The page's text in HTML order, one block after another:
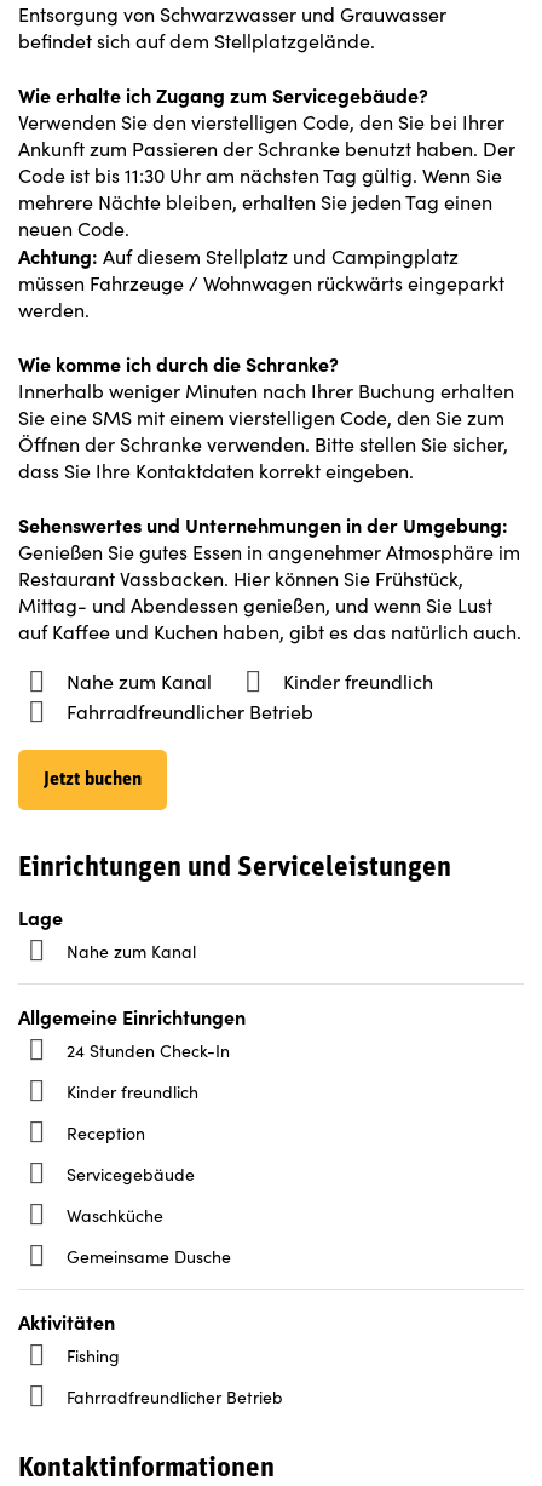
Entsorgung von Schwarzwasser und Grauwasser
befindet sich auf dem Stellplatzgelände.
Wie erhalte ich Zugang zum Servicegebäude?
Verwenden Sie den vierstelligen Code, den Sie bei Ihrer
Ankunft zum Passieren der Schranke benutzt haben. Der
Code ist bis 11:30 Uhr am nächsten Tag gültig. Wenn Sie
mehrere Nächte bleiben, erhalten Sie jeden Tag einen
neuen Code.
Achtung: Auf diesem Stellplatz und Campingplatz
müssen Fahrzeuge / Wohnwagen rückwärts eingeparkt
werden.
Wie komme ich durch die Schranke?
Innerhalb weniger Minuten nach Ihrer Buchung erhalten
Sie eine SMS mit einem vierstelligen Code, den Sie zum
Öffnen der Schranke verwenden. Bitte stellen Sie sicher,
dass Sie Ihre Kontaktdaten korrekt eingeben.
Sehenswertes und Unternehmungen in der Umgebung:
Genießen Sie gutes Essen in angenehmer Atmosphäre im
Restaurant Vassbacken. Hier können Sie Frühstück,
Mittag- und Abendessen genießen, und wenn Sie Lust
auf Kaffee und Kuchen haben, gibt es das natürlich auch.
Nahe zum Kanal
Kinder freundlich
Fahrradfreundlicher Betrieb
Jetzt buchen
Einrichtungen und Serviceleistungen
Lage
Nahe zum Kanal
Allgemeine Einrichtungen
24 Stunden Check-In
Kinder freundlich
Reception
Servicegebäude
Waschküche
Gemeinsame Dusche
Aktivitäten
Fishing
Fahrradfreundlicher Betrieb
Kontaktinformationen